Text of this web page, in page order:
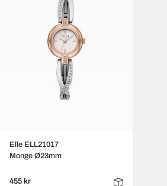
Elle ELL21017
Monge Ø23mm
455 kr